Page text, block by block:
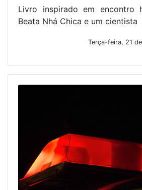
Livro inspirado em encontro
Beata Nhá Chica e um cientista
Terça-feira, 21